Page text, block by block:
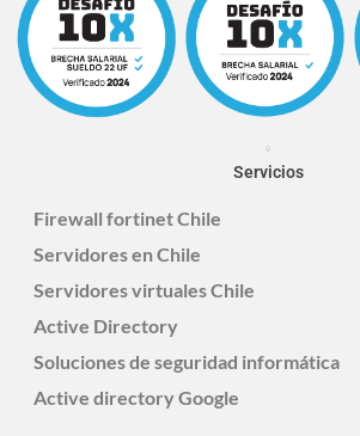
Servicios
Firewall fortinet Chile
Servidores en Chile
Servidores virtuales Chile
Active Directory
Soluciones de seguridad informática
Active directory Google